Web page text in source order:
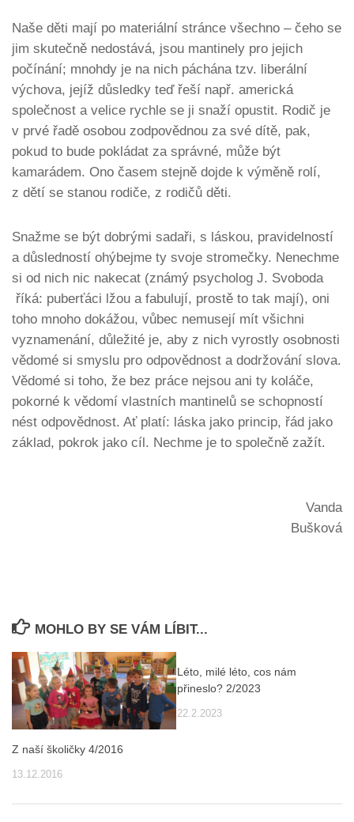
Naše děti mají po materiální stránce všechno – čeho se
jim skutečně nedostává, jsou mantinely pro jejich
počínání; mnohdy je na nich páchána tzv. liberální
výchova, jejíž důsledky teď řeší např. americká
společnost a velice rychle se ji snaží opustit. Rodič je
v prvé řadě osobou zodpovědnou za své dítě, pak,
pokud to bude pokládat za správné, může být
kamarádem. Ono časem stejně dojde k výměně rolí,
z dětí se stanou rodiče, z rodičů děti.
Snažme se být dobrými sadaři, s láskou, pravidelností
a důsledností ohýbejme ty svoje stromečky. Nenechme
si od nich nic nakecat (známý psycholog J. Svoboda
říká: puberťáci lžou a fabulují, prostě to tak mají), oni
toho mnoho dokážou, vůbec nemusejí mít všichni
vyznamenání, důležité je, aby z nich vyrostly osobnosti
vědomé si smyslu pro odpovědnost a dodržování slova.
Vědomé si toho, že bez práce nejsou ani ty koláče,
pokorné k vědomí vlastních mantinelů se schopností
nést odpovědnost. Ať platí: láska jako princip, řád jako
základ, pokrok jako cíl. Nechme je to společně zažít.
Vanda
Bušková
MOHLO BY SE VÁM LÍBIT...
Z naší školičky 4/2016
13.12.2016
Léto, milé léto, cos nám
přineslo? 2/2023
22.2.2023